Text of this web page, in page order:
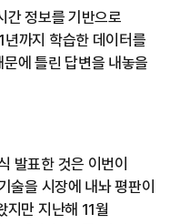
간 정보를 기반으로
까지 학습한 데이터를
에 틀린 답변을 내놓을
발표한 것은 이번이
술을 시장에 내놔 평판이
지만 지난해 11월